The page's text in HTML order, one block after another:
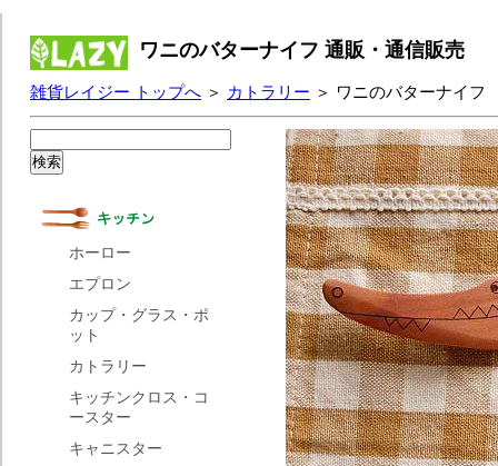
ワニのバターナイフ 通販・通信販売
雑貨レイジー トップへ ＞ カトラリー ＞ ワニのバターナイフ
ホーロー
エプロン
カップ・グラス・ポ
ット
カトラリー
キッチンクロス・コ
ースター
キャニスター